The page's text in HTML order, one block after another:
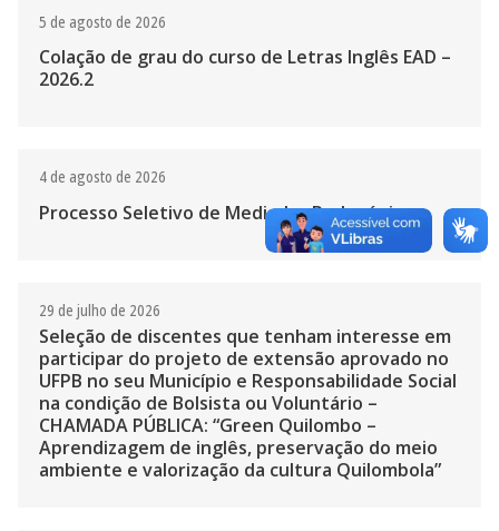
5 de agosto de 2026
Colação de grau do curso de Letras Inglês EAD –
2026.2
4 de agosto de 2026
Processo Seletivo de Mediador Pedagógico
29 de julho de 2026
Seleção de discentes que tenham interesse em
participar do projeto de extensão aprovado no
UFPB no seu Município e Responsabilidade Social
na condição de Bolsista ou Voluntário –
CHAMADA PÚBLICA: “Green Quilombo –
Aprendizagem de inglês, preservação do meio
ambiente e valorização da cultura Quilombola”